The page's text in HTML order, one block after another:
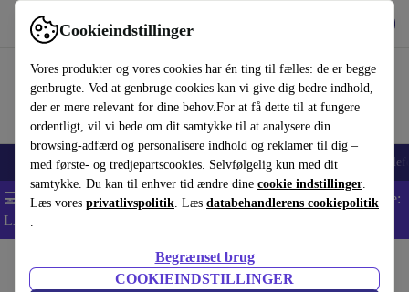
Cookieindstillinger
Vores produkter og vores cookies har én ting til fælles: de er begge
genbrugte. Ved at genbruge cookies kan vi give dig bedre indhold,
der er mere relevant for dine behov.For at få dette til at fungere
ordentligt, vil vi bede om dit samtykke til at analysere din
browsing-adfærd og personalisere indhold og reklamer til dig –
med første- og tredjepartscookies. Selvfølgelig kun med dit
samtykke. Du kan til enhver tid ændre dine cookie indstillinger.
Læs vores privatlivspolitik. Læs databehandlerens cookiepolitik
.
Begrænset brug
COOKIEINDSTILLINGER
Brug refurbed hurtigt og nemt
Smartphones Bærbare Tablets Smartwatches Tilbehør
💻 Ekstra 5% rabat på alle MacBooks og bærbare computere - Kode:
LAPTOP5 -
Konsoller Xbox